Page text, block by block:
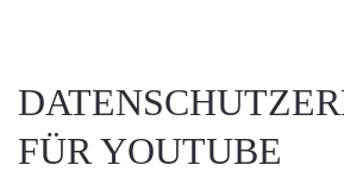
FÜR YOUTUBE